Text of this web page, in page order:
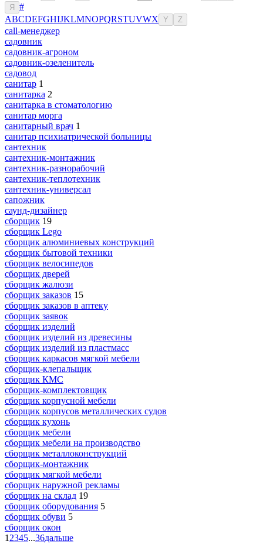
Я
#
ABCDEFGHIJKLMNOPQRSTUVWX Y Z
сall-менеджер
садовник
садовник-агроном
садовник-озеленитель
садовод
санитар 1
санитарка 2
санитарка в стоматологию
санитар морга
санитарный врач 1
санитар психиатрической больницы
сантехник
сантехник-монтажник
сантехник-разнорабочий
сантехник-теплотехник
сантехник-универсал
сапожник
саунд-дизайнер
сборщик 19
сборщик Lego
сборщик алюминиевых конструкций
сборщик бытовой техники
сборщик велосипедов
сборщик дверей
сборщик жалюзи
сборщик заказов 15
сборщик заказов в аптеку
сборщик заявок
сборщик изделий
сборщик изделий из древесины
сборщик изделий из пластмасс
сборщик каркасов мягкой мебели
сборщик-клепальщик
сборщик КМС
сборщик-комплектовщик
сборщик корпусной мебели
сборщик корпусов металлических судов
сборщик кухонь
сборщик мебели
сборщик мебели на производство
сборщик металлоконструкций
сборщик-монтажник
сборщик мягкой мебели
сборщик наружной рекламы
сборщик на склад 19
сборщик оборудования 5
сборщик обуви 5
сборщик окон
1 2345...36дальше